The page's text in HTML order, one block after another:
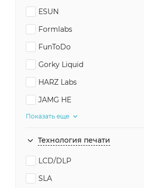
ESUN
Formlabs
FunToDo
Gorky Liquid
HARZ Labs
JAMG HE
Показать еще
Технология печати
LCD/DLP
SLA